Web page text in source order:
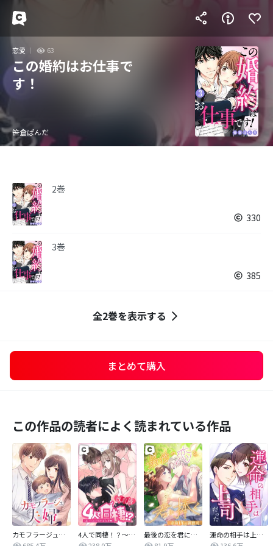
恋愛 63
この婚約はお仕事で
す！
笹倉ぱんだ
2巻
330
3巻
385
全2巻を表示する
まとめて購入
この作品の読者によく読まれている作品
カモフラージュ夫婦
4人で同棲！？～逆ハーレムハウスへようこそ♥～【改訂版】
最後の恋を君に捧ぐ～余命1年の御曹司～
運命の相手は上司だった